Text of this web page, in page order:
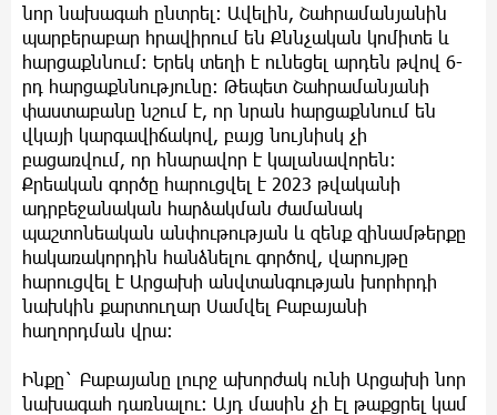
նոր նախագահ ընտրել։ Ավելին, Շահրամանյանին
պարբերաբար հրավիրում են Քննչական կոմիտե և
հարցաքննում։ Երեկ տեղի է ունեցել արդեն թվով 6-
րդ հարցաքննությունը։ Թեպետ Շահրամանյանի
փաստաբանը նշում է, որ նրան հարցաքննում են
վկայի կարգավիճակով, բայց նույնիսկ չի
բացառվում, որ հնարավոր է կալանավորեն։
Քրեական գործը հարուցվել է 2023 թվականի
ադրբեջանական հարձակման ժամանակ
պաշտոնեական անփութության և զենք զինամթերքը
հակառակորդին հանձնելու գործով, վարույթը
հարուցվել է Արցախի անվտանգության խորհրդի
նախկին քարտուղար Սամվել Բաբայանի
հաղորդման վրա։
Ինքը` Բաբայանը լուրջ ախորժակ ունի Արցախի նոր
նախագահ դառնալու։ Այդ մասին չի էլ թաքցրել կամ